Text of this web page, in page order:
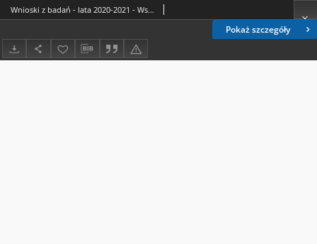
Pokaż szczegóły
Wnioski z badań - lata 2020-2021 - Wstęp